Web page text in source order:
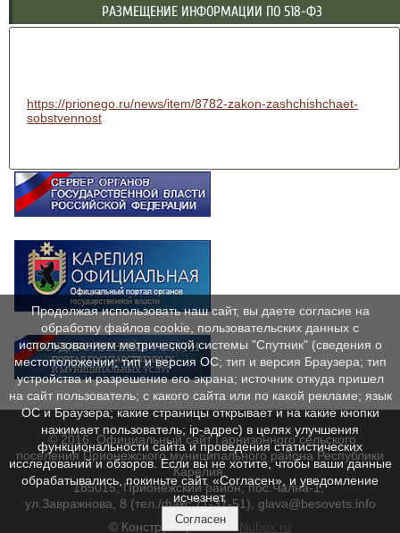
РАЗМЕЩЕНИЕ ИНФОРМАЦИИ ПО 518-ФЗ
https://prionego.ru/news/item/8782-zakon-zashchishchaet-
sobstvennost
© 2016. Официальный сайт Гарнизонного сельского
поселения Прионежского муниципального района Республики
Карелия.
185015, Прионежский район, пос.Чална-1,
ул.Завражнова, 8 (тел./факс 71-31-51), glava@besovets.info
© Конструктор сайтовNubex.ru
Продолжая использовать наш сайт, вы даете согласие на
обработку файлов cookie, пользовательских данных с
использованием метрической системы "Спутник" (сведения о
местоположении; тип и версия ОС; тип и версия Браузера; тип
устройства и разрешение его экрана; источник откуда пришел
на сайт пользователь; с какого сайта или по какой рекламе; язык
ОС и Браузера; какие страницы открывает и на какие кнопки
нажимает пользователь; ip-адрес) в целях улучшения
функциональности сайта и проведения статистических
исследований и обзоров. Если вы не хотите, чтобы ваши данные
обрабатывались, покиньте сайт. «Согласен», и уведомление
исчезнет.
Согласен